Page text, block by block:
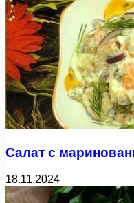
Салат с
18.11.2024